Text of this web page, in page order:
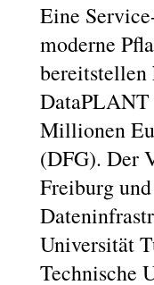
Eine
moderne
bereitstellen
DataPLANT
Millionen
(DFG). Der
Freiburg
Universität
Technische